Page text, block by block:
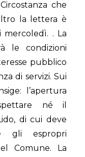
che
la lettera è
mercoledì. . La
le condizioni
pubblico
di servizi. Sui
l’apertura
né il
di cui deve
gli espropri
Comune. La